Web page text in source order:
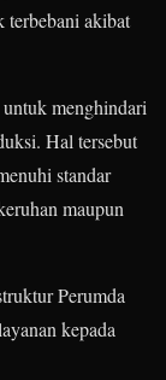
terbebani akibat
menghindari
Hal tersebut
standar
maupun
Perumda
kepada